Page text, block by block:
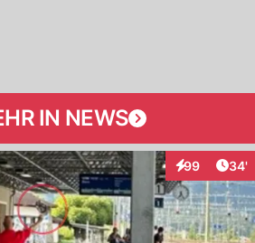
IN NEWS
99
Interaktionen
34'